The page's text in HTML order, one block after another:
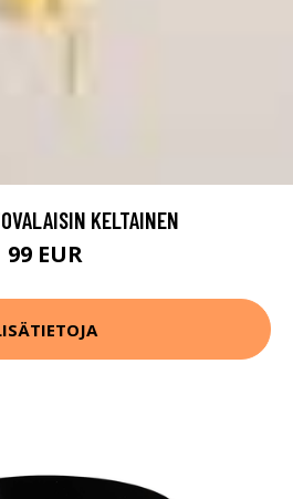
KELTAINEN
99 EUR